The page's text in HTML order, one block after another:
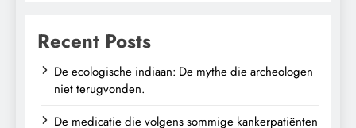
Recent Posts
De ecologische indiaan: De mythe die archeologen
niet terugvonden.
De medicatie die volgens sommige kankerpatiënten